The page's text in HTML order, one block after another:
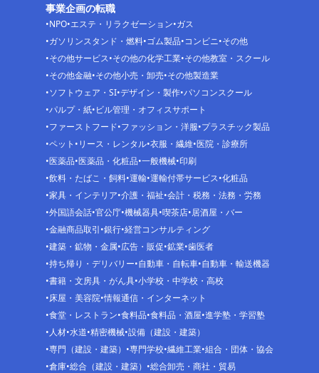
事業企画の転職
NPO エステ・リラクゼーション ガス
ガソリンスタンド・燃料 ゴム製品 コンビニ その他
その他サービス その他の化学工業 その他教室・スクール
その他金融 その他小売・卸売 その他製造業
ソフトウェア・SI デザイン・製作 パソコンスクール
パルプ・紙 ビル管理・オフィスサポート
ファーストフード ファッション・洋服 プラスチック製品
ペット リース・レンタル 衣服・繊維 医院・診療所
医薬品 医薬品・化粧品 一般機械 印刷
飲料・たばこ・飼料 運輸 運輸付帯サービス 化粧品
家具・インテリア 介護・福祉 会計・税務・法務・労務
外国語会話 官公庁 機械器具 喫茶店 居酒屋・バー
金融商品取引 銀行 経営コンサルティング
建築・鉱物・金属 広告・販促 鉱業 歯医者
持ち帰り・デリバリー 自動車・自転車 自動車・輸送機器
書籍・文房具・がん具 小学校・中学校・高校
床屋・美容院 情報通信・インターネット
食堂・レストラン 食料品 食料品・酒屋 進学塾・学習塾
人材 水道 精密機械 設備（建設・建築）
専門（建設・建築）
専門学校 繊維工業 組合・団体・協会
倉庫 総合（建設・建築）
総合卸売・商社・貿易